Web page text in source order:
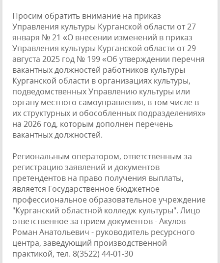
Просим обратить внимание на приказ
Управления культуры Курганской области от 27
января № 21 «О внесении изменений в приказ
Управления культуры Курганской области от 29
августа 2025 год № 199 «Об утверждении перечня
вакантных должностей работников культуры
Курганской области в организациях культуры,
подведомственных Управлению культуры или
органу местного самоуправления, в том числе в
их структурных и обособленных подразделениях»
на 2026 год, которым дополнен перечень
вакантных должностей.
Региональным оператором, ответственным за
регистрацию заявлений и документов
претендентов на право получения выплаты,
является Государственное бюджетное
профессиональное образовательное учреждение
"Курганский областной колледж культуры". Лицо
ответственное за прием документов - Акулов
Роман Анатольевич - руководитель ресурсного
центра, заведующий производственной
практикой, тел. 8(3522) 44-01-30